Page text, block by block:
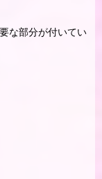
な部分が付いてい